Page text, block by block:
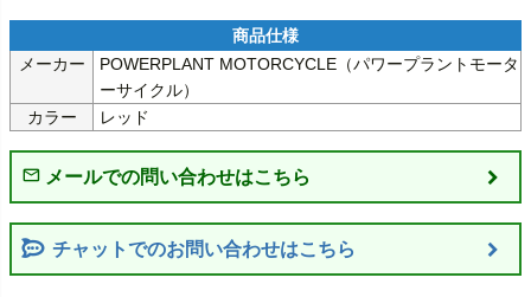
メーカー
POWERPLANT MOTORCYCLE（パワープラントモータ
ーサイクル）
カラー
レッド
チャットでのお問い合わせはこちら